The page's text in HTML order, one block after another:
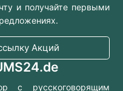
и получайте первыми
Акций
с русскоговорящим